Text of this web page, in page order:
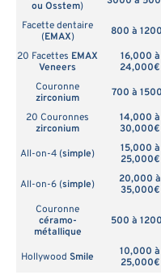
ou Osstem)
Facette dentaire
(EMAX) 800 à
20 Facettes EMAX
Veneers
16,000 à
24,000€
Couronne
zirconium
700 à
20 Couronnes
zirconium
14,000 à
30,000€
All-on-4 (simple)
15,000 à
25,000€
All-on-6 (simple)
20,000 à
35,000€
Couronne
céramo-
métallique
500 à
Hollywood Smile
10,000 à
25,000€